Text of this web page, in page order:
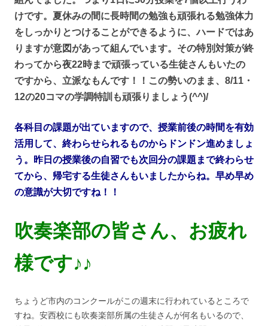
けです。夏休みの間に長時間の勉強も頑張れる勉強体力
をしっかりとつけることができるように、ハードではあ
りますが意図があって組んでいます。その特別対策が終
わってから夜22時まで頑張っている生徒さんもいたの
ですから、立派なもんです！！この勢いのまま、8/11・
12の20コマの学調特訓も頑張りましょう(^^)/
各科目の課題が出ていますので、授業前後の時間を有効
活用して、終わらせられるものからドンドン進めましょ
う。昨日の授業後の自習でも次回分の課題まで終わらせ
てから、帰宅する生徒さんもいましたからね。早め早め
の意識が大切ですね！！
吹奏楽部の皆さん、お疲れ
様です♪♪
ちょうど市内のコンクールがこの週末に行われているところで
すね。安西校にも吹奏楽部所属の生徒さんが何名もいるので、